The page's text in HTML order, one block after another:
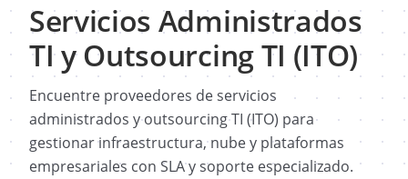
Servicios Administrados
TI y Outsourcing TI (ITO)
Encuentre proveedores de servicios
administrados y outsourcing TI (ITO) para
gestionar infraestructura, nube y plataformas
empresariales con SLA y soporte especializado.